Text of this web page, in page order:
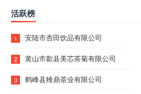
活跃榜
1 安陆市杏田饮品有限公司
2 黄山市歙县美芯茶菊有限公司
3 鹤峰县雉鼎茶业有限公司